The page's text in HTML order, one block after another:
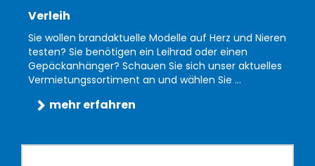
Verleih
Sie wollen brandaktuelle Modelle auf Herz und Nieren
testen? Sie benötigen ein Leihrad oder einen
Gepäckanhänger? Schauen Sie sich unser aktuelles
Vermietungssortiment an und wählen Sie ...
mehr erfahren